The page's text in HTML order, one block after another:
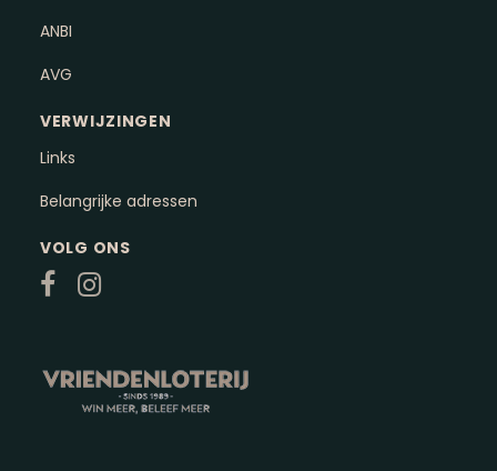
ANBI
AVG
VERWIJZINGEN
Links
Belangrijke adressen
VOLG ONS